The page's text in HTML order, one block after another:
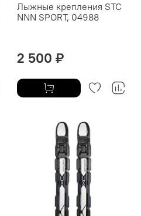
Лыжные крепления STC
NNN SPORT, 04988
2 500 ₽